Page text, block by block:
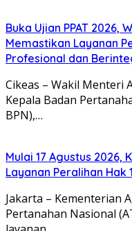
Buka Ujian PPAT 2026,
Memastikan Layanan
Profesional dan
Cikeas – Wakil Menteri
Kepala Badan
BPN),…
Mulai 17 Agustus 2026,
Layanan Peralihan Hak
Jakarta – Kementerian
Pertanahan Nasional